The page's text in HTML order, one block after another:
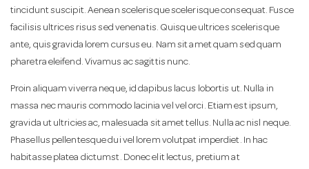
tincidunt suscipit. Aenean scelerisque scelerisque consequat. Fusce
facilisis ultrices risus sed venenatis. Quisque ultrices scelerisque
ante, quis gravida lorem cursus eu. Nam sit amet quam sed quam
pharetra eleifend. Vivamus ac sagittis nunc.
Proin aliquam viverra neque, id dapibus lacus lobortis ut. Nulla in
massa nec mauris commodo lacinia vel vel orci. Etiam est ipsum,
gravida ut ultricies ac, malesuada sit amet tellus. Nulla ac nisl neque.
Phasellus pellentesque dui vel lorem volutpat imperdiet. In hac
habitasse platea dictumst. Donec elit lectus, pretium at